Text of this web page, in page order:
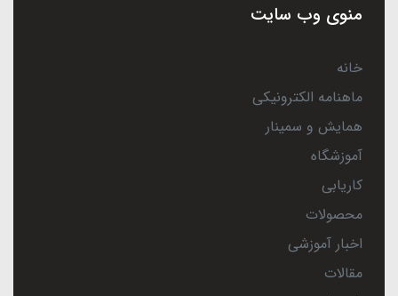
منوی وب سایت
خانه
ماهنامه الکترونیکی
همایش و سمینار
آموزشگاه
کاریابی
محصولات
اخبار آموزشی
مقالات